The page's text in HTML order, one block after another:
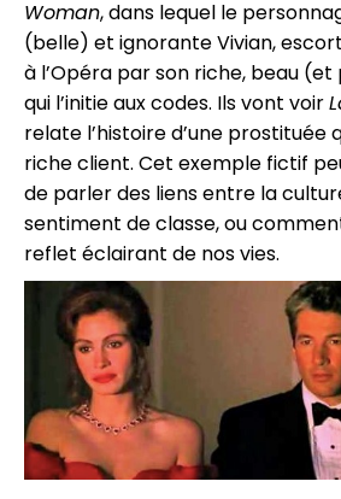
Woman, dans lequel le
(belle) et ignorante Vivian,
à l’Opéra par son riche, beau
qui l’initie aux codes. Ils vont voir
relate l’histoire d’une prostituée
riche client. Cet exemple fictif
de parler des liens entre la
sentiment de classe, ou
reflet éclairant de nos vies.